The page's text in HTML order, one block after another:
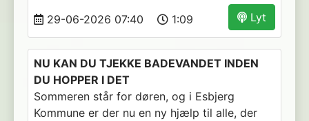
Lyt
29-06-2026 07:40 1:09
NU KAN DU TJEKKE BADEVANDET INDEN
DU HOPPER I DET
Sommeren står for døren, og i Esbjerg
Kommune er der nu en ny hjælp til alle, der